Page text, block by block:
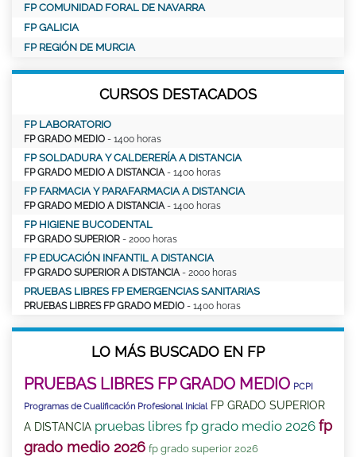
FP COMUNIDAD FORAL DE NAVARRA
FP GALICIA
FP REGIÓN DE MURCIA
CURSOS DESTACADOS
FP LABORATORIO
FP GRADO MEDIO - 1400 horas
FP SOLDADURA Y CALDERERÍA A DISTANCIA
FP GRADO MEDIO A DISTANCIA - 1400 horas
FP FARMACIA Y PARAFARMACIA A DISTANCIA
FP GRADO MEDIO A DISTANCIA - 1400 horas
FP HIGIENE BUCODENTAL
FP GRADO SUPERIOR - 2000 horas
FP EDUCACIÓN INFANTIL A DISTANCIA
FP GRADO SUPERIOR A DISTANCIA - 2000 horas
PRUEBAS LIBRES FP EMERGENCIAS SANITARIAS
PRUEBAS LIBRES FP GRADO MEDIO - 1400 horas
LO MÁS BUSCADO EN FP
PRUEBAS LIBRES FP GRADO MEDIO PCPI
Programas de Cualificación Profesional Inicial FP GRADO SUPERIOR
A DISTANCIA pruebas libres fp grado medio 2026 fp
grado medio 2026 fp grado superior 2026